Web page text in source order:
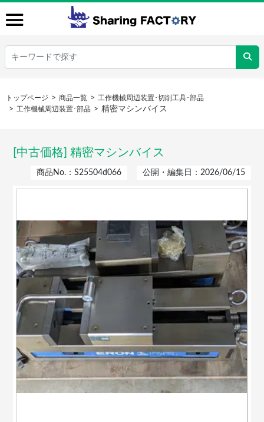
トップページ 商品一覧
工作機械周辺装置･切削工具･部品
工作機械周辺装置･部品
精密マシンバイス
[中古価格] 精密マシンバイス
商品No.：S25504d066 公開・編集日：2026/06/15